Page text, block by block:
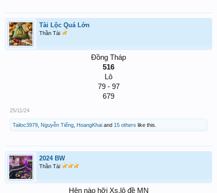
Tài Lộc Quá Lớn
Thần Tài
Đồng Tháp
516
Lô
79 - 97
679​
25/11/24
Tailoc3979 Nguyễn Tiếng HoangKhai and 15 others like this.
2024 BW
Thần Tài
Hên nào hỡi Xs,lô đề MN